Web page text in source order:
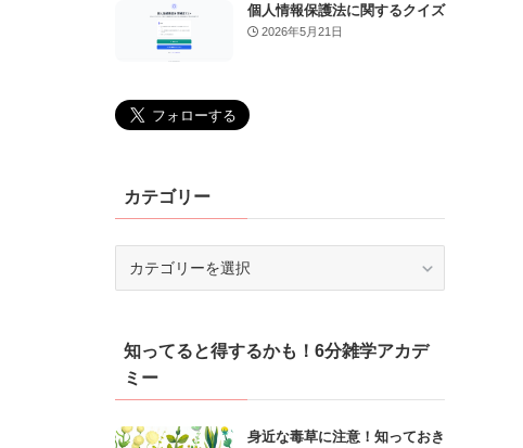
個人情報保護法に関するクイズ
2026年5月21日
カテゴリー
ー知ってると得するかも！6分雑学アカデ
ミー
身近な毒草に注意！知っておき